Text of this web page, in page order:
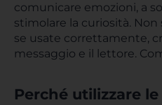
comunicare emozioni, a
stimolare la curiosità.
se usate correttamente,
messaggio e il lettore.
Perché utilizzare